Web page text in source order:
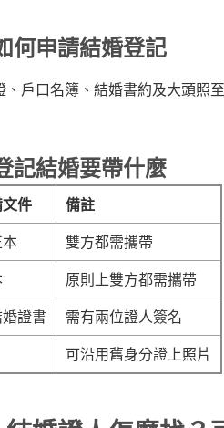
何申請結婚登記
戶口名簿、結婚書約及大頭照
記結婚要帶什麼
件
備註
雙方都需攜帶
原則上雙方都需攜帶
證書
需有兩位證人簽名
可沿用舊身分證上照片